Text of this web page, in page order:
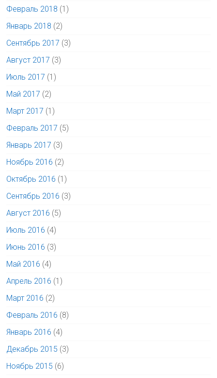
Февраль 2018 (1)
Январь 2018 (2)
Сентябрь 2017 (3)
Август 2017 (3)
Июль 2017 (1)
Май 2017 (2)
Март 2017 (1)
Февраль 2017 (5)
Январь 2017 (3)
Ноябрь 2016 (2)
Октябрь 2016 (1)
Сентябрь 2016 (3)
Август 2016 (5)
Июль 2016 (4)
Июнь 2016 (3)
Май 2016 (4)
Апрель 2016 (1)
Март 2016 (2)
Февраль 2016 (8)
Январь 2016 (4)
Декабрь 2015 (3)
Ноябрь 2015 (6)